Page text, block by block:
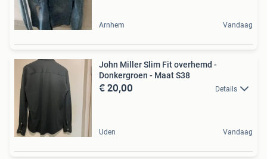
Arnhem Vandaag
John Miller Slim Fit overhemd -
Donkergroen - Maat S38
€ 20,00 Details
Uden Vandaag